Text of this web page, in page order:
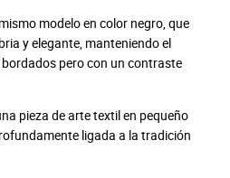
modelo en color negro, que
y elegante, manteniendo el
pero con un contraste
pieza de arte textil en pequeño
ligada a la tradición